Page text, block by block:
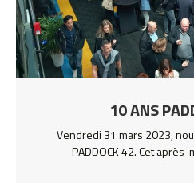
10 ANS
Vendredi 31 mars 2023,
PADDOCK 42. Cet